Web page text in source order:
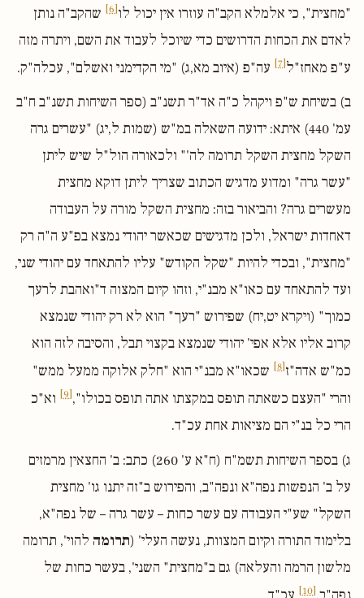
"מחצית", כי אלמלא הקב"ה עוזרו אין יכול לו[6]
שהקב"ה נותן
לאדם את הכחות הדרושים כדי שיוכל לעבוד את השם, ויתרה מזה
ע"פ מאחז"ל[7]
עה"פ (איוב מא,ג) "מי הקדימני ואשלם", עכלה"ק.
ב) בשיחת ש"פ ויקהל כ"ה אד"ר תשנ"ב (ספר השיחות תשנ"ב ח"ב
עמ' 440) איתא: ידועה השאלה במ"ש (שמות ל,יג) "עשרים גרה
השקל מחצית השקל תרומה לה'" ולכאורה הול"ל שיש ליתן
"עשר גרה" ומדוע מדגיש הכתוב שצריך ליתן דוקא מחצית
מעשרים גרה? והביאור בזה: מחצית השקל מורה על העבודה
דאחדות ישראל, ולכן מדגישים שכאשר יהודי נמצא בפ"ע ה"ה רק
"מחצית", ובכדי להיות "שקל הקודש" עליו להתאחד עם יהודי שני,
ועד להתאחד עם כאו"א מבנ"י, וזהו קיום המצוה ד"ואהבת לרעך
כמוך" (ויקרא יט,יח) שפירוש "רעך" הוא לא רק יהודי שנמצא
קרוב אליו אלא אפי' יהודי שנמצא בקצוי תבל, והסיבה לזה הוא
כמ"ש אדה"ז[8]
שכאו"א מבנ"י הוא "חלק אלוקה ממעל ממש"
והרי "העצם כשאתה תופס במקצתו אתה תופס בכולו",[9]
וא"כ
הרי כל בנ"י הם מציאות אחת עכ"ד.
ג) בספר השיחות תשמ"ח (ח"א ע' 260) כתב: ב' החצאין מרמזים
על ב' הנפשות נפה"א ונפה"ב, והפירוש ב"זה יתנו גו' מחצית
השקל" שע"י העבודה עם עשר כחות – עשר גרה – של נפה"א,
בלימוד התורה וקיום המצוות, נעשה העלי' (תרומה להוי', תרומה
מלשון הרמה והעלאה) גם ב"מחצית" השני', בעשר כחות של
[10]